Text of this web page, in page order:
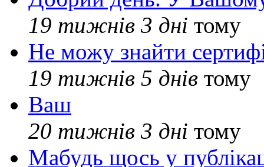
19 тижнів 3 дні тому
Не можу знайти
19 тижнів 5 днів тому
Ваш
20 тижнів 3 дні тому
Мабудь щось у